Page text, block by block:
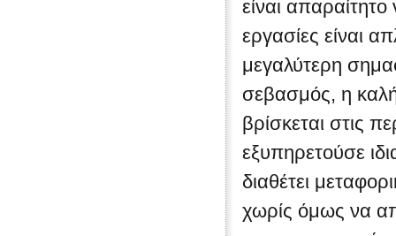
είναι
εργασίες είναι
μεγαλύτερη
σεβασμός, η
βρίσκεται στις
εξυπηρετούσε
διαθέτει
χωρίς όμως να